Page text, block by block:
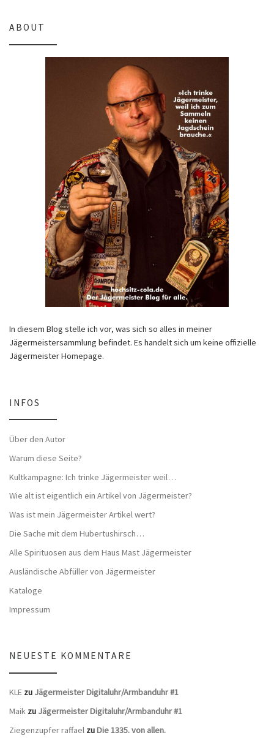
ABOUT
In diesem Blog stelle ich vor, was sich so alles in meiner
Jägermeistersammlung befindet. Es handelt sich um keine offizielle
Jägermeister Homepage.
INFOS
Über den Autor
Warum diese Seite?
Kultkampagne: Ich trinke Jägermeister weil…
Wie alt ist eigentlich ein Artikel von Jägermeister?
Was ist mein Jägermeister Artikel wert?
Die Sache mit dem Hubertushirsch…
Alle Spirituosen aus dem Haus Mast Jägermeister
Ausländische Abfüller von Jägermeister
Kataloge
Impressum
NEUESTE KOMMENTARE
KLE zu Jägermeister Digitaluhr/Armbanduhr #1
Maik zu Jägermeister Digitaluhr/Armbanduhr #1
Ziegenzupfer raffael zuDie 1335. von allen.